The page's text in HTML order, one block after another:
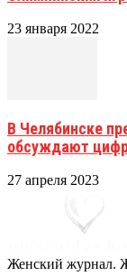
23 января 2022
В Челябинске
обсуждают
27 апреля 2023
Женский журнал.